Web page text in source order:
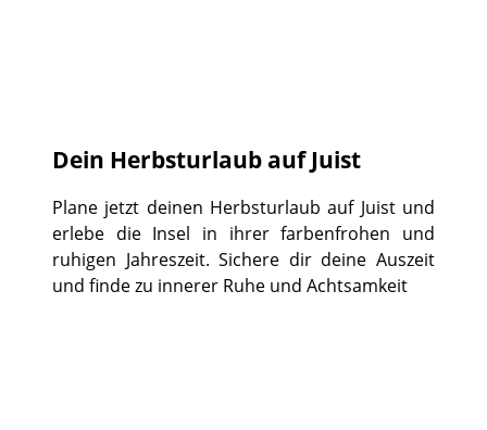
Dein Herbsturlaub auf Juist
Plane jetzt deinen Herbsturlaub auf Juist und
erlebe die Insel in ihrer farbenfrohen und
ruhigen Jahreszeit. Sichere dir deine Auszeit
und finde zu innerer Ruhe und Achtsamkeit